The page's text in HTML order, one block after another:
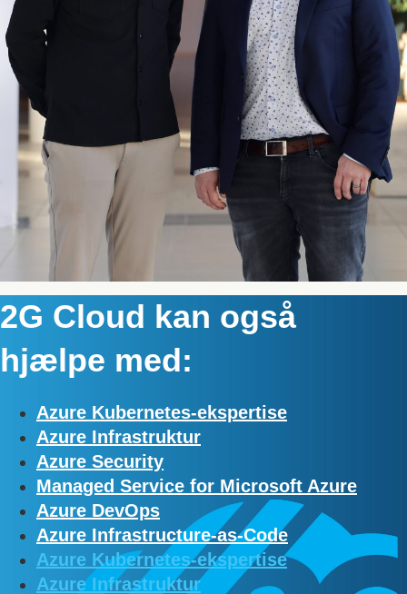
2G Cloud kan også
hjælpe med:
Azure Kubernetes-ekspertise
Azure Infrastruktur
Azure Security
Managed Service for Microsoft Azure
Azure DevOps
Azure Infrastructure-as-Code
Azure Kubernetes-ekspertise
Azure Infrastruktur